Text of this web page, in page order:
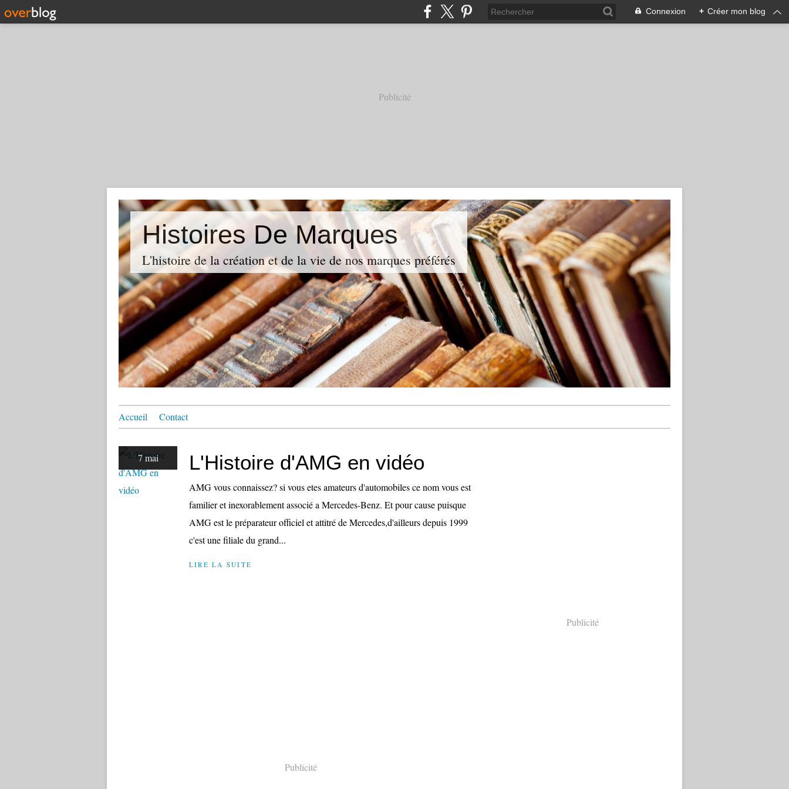
Connexion + Créer mon blog
Publicité
Histoires De Marques
L'histoire de la création et de la vie de nos marques préférés
Accueil Contact
7 mai L'Histoire d'AMG en vidéo
AMG vous connaissez? si vous etes amateurs d'automobiles ce nom vous est
familier et inexorablement associé a Mercedes-Benz. Et pour cause puisque
AMG est le préparateur officiel et attitré de Mercedes,d'ailleurs depuis 1999
c'est une filiale du grand...
LIRE LA SUITE
Publicité
Publicité